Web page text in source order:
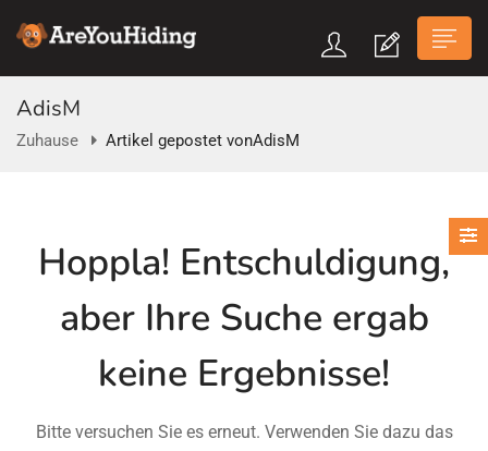
AdisM
Zuhause Artikel gepostet vonAdisM
Hoppla! Entschuldigung,
aber Ihre Suche ergab
keine Ergebnisse!
Bitte versuchen Sie es erneut. Verwenden Sie dazu das